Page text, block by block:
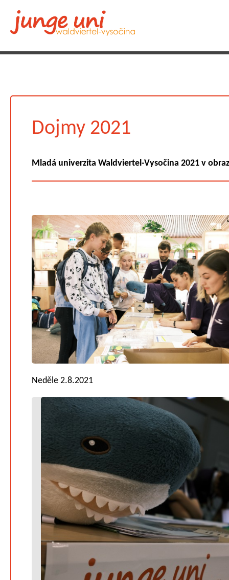
Dojmy 2021
Mladá univerzita Waldviertel-Vysočina 2021 v
Neděle 2.8.2021